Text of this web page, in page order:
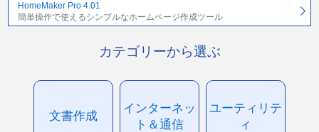
HomeMaker Pro 4.01
簡単操作で使えるシンプルなホームページ作成ツール
カテゴリーから選ぶ
文書作成
インターネッ
ト＆通信
ユーティリテ
ィ